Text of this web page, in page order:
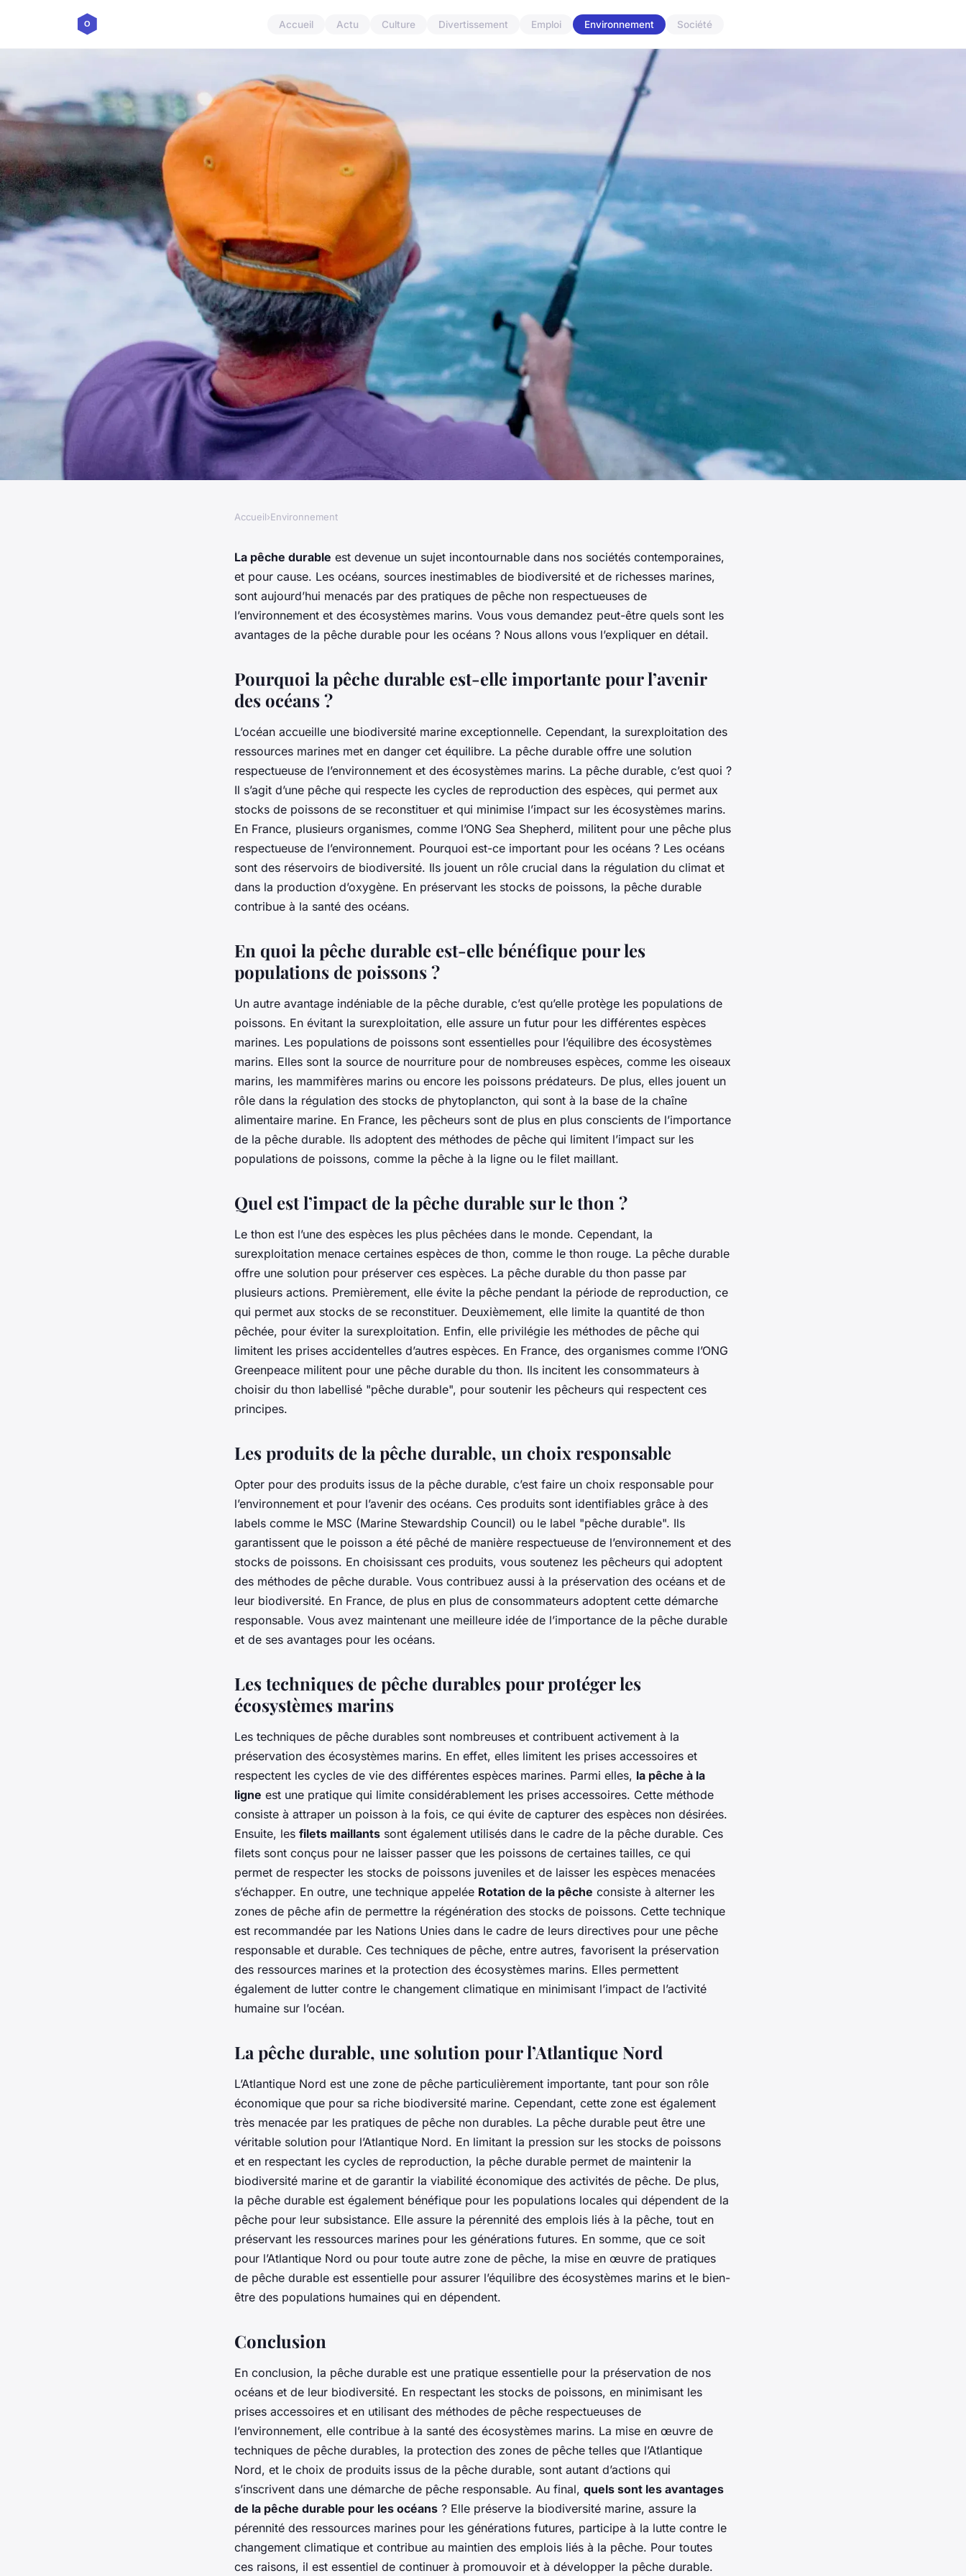
Accueil Actu Culture Divertissement Emploi Environnement Société
Quels sont les avantages de la pêche
durable pour les océans ?
Accueil›Environnement
La pêche durable est devenue un sujet incontournable dans nos sociétés contemporaines,
et pour cause. Les océans, sources inestimables de biodiversité et de richesses marines,
sont aujourd’hui menacés par des pratiques de pêche non respectueuses de
l’environnement et des écosystèmes marins. Vous vous demandez peut-être quels sont les
avantages de la pêche durable pour les océans ? Nous allons vous l’expliquer en détail.
Pourquoi la pêche durable est-elle importante pour l’avenir
des océans ?
L’océan accueille une biodiversité marine exceptionnelle. Cependant, la surexploitation des
ressources marines met en danger cet équilibre. La pêche durable offre une solution
respectueuse de l’environnement et des écosystèmes marins. La pêche durable, c’est quoi ?
Il s’agit d’une pêche qui respecte les cycles de reproduction des espèces, qui permet aux
stocks de poissons de se reconstituer et qui minimise l’impact sur les écosystèmes marins.
En France, plusieurs organismes, comme l’ONG Sea Shepherd, militent pour une pêche plus
respectueuse de l’environnement. Pourquoi est-ce important pour les océans ? Les océans
sont des réservoirs de biodiversité. Ils jouent un rôle crucial dans la régulation du climat et
dans la production d’oxygène. En préservant les stocks de poissons, la pêche durable
contribue à la santé des océans.
En quoi la pêche durable est-elle bénéfique pour les
populations de poissons ?
Un autre avantage indéniable de la pêche durable, c’est qu’elle protège les populations de
poissons. En évitant la surexploitation, elle assure un futur pour les différentes espèces
marines. Les populations de poissons sont essentielles pour l’équilibre des écosystèmes
marins. Elles sont la source de nourriture pour de nombreuses espèces, comme les oiseaux
marins, les mammifères marins ou encore les poissons prédateurs. De plus, elles jouent un
rôle dans la régulation des stocks de phytoplancton, qui sont à la base de la chaîne
alimentaire marine. En France, les pêcheurs sont de plus en plus conscients de l’importance
de la pêche durable. Ils adoptent des méthodes de pêche qui limitent l’impact sur les
populations de poissons, comme la pêche à la ligne ou le filet maillant.
Quel est l’impact de la pêche durable sur le thon ?
Le thon est l’une des espèces les plus pêchées dans le monde. Cependant, la
surexploitation menace certaines espèces de thon, comme le thon rouge. La pêche durable
offre une solution pour préserver ces espèces. La pêche durable du thon passe par
plusieurs actions. Premièrement, elle évite la pêche pendant la période de reproduction, ce
qui permet aux stocks de se reconstituer. Deuxièmement, elle limite la quantité de thon
pêchée, pour éviter la surexploitation. Enfin, elle privilégie les méthodes de pêche qui
limitent les prises accidentelles d’autres espèces. En France, des organismes comme l’ONG
Greenpeace militent pour une pêche durable du thon. Ils incitent les consommateurs à
choisir du thon labellisé "pêche durable", pour soutenir les pêcheurs qui respectent ces
principes.
Les produits de la pêche durable, un choix responsable
Opter pour des produits issus de la pêche durable, c’est faire un choix responsable pour
l’environnement et pour l’avenir des océans. Ces produits sont identifiables grâce à des
labels comme le MSC (Marine Stewardship Council) ou le label "pêche durable". Ils
garantissent que le poisson a été pêché de manière respectueuse de l’environnement et des
stocks de poissons. En choisissant ces produits, vous soutenez les pêcheurs qui adoptent
des méthodes de pêche durable. Vous contribuez aussi à la préservation des océans et de
leur biodiversité. En France, de plus en plus de consommateurs adoptent cette démarche
responsable. Vous avez maintenant une meilleure idée de l’importance de la pêche durable
et de ses avantages pour les océans.
Les techniques de pêche durables pour protéger les
écosystèmes marins
Les techniques de pêche durables sont nombreuses et contribuent activement à la
préservation des écosystèmes marins. En effet, elles limitent les prises accessoires et
respectent les cycles de vie des différentes espèces marines. Parmi elles, la pêche à la
ligne est une pratique qui limite considérablement les prises accessoires. Cette méthode
consiste à attraper un poisson à la fois, ce qui évite de capturer des espèces non désirées.
Ensuite, les filets maillants sont également utilisés dans le cadre de la pêche durable. Ces
filets sont conçus pour ne laisser passer que les poissons de certaines tailles, ce qui
permet de respecter les stocks de poissons juveniles et de laisser les espèces menacées
s’échapper. En outre, une technique appelée Rotation de la pêche consiste à alterner les
zones de pêche afin de permettre la régénération des stocks de poissons. Cette technique
est recommandée par les Nations Unies dans le cadre de leurs directives pour une pêche
responsable et durable. Ces techniques de pêche, entre autres, favorisent la préservation
des ressources marines et la protection des écosystèmes marins. Elles permettent
également de lutter contre le changement climatique en minimisant l’impact de l’activité
humaine sur l’océan.
La pêche durable, une solution pour l’Atlantique Nord
L’Atlantique Nord est une zone de pêche particulièrement importante, tant pour son rôle
économique que pour sa riche biodiversité marine. Cependant, cette zone est également
très menacée par les pratiques de pêche non durables. La pêche durable peut être une
véritable solution pour l’Atlantique Nord. En limitant la pression sur les stocks de poissons
et en respectant les cycles de reproduction, la pêche durable permet de maintenir la
biodiversité marine et de garantir la viabilité économique des activités de pêche. De plus,
la pêche durable est également bénéfique pour les populations locales qui dépendent de la
pêche pour leur subsistance. Elle assure la pérennité des emplois liés à la pêche, tout en
préservant les ressources marines pour les générations futures. En somme, que ce soit
pour l’Atlantique Nord ou pour toute autre zone de pêche, la mise en œuvre de pratiques
de pêche durable est essentielle pour assurer l’équilibre des écosystèmes marins et le bien-
être des populations humaines qui en dépendent.
Conclusion
En conclusion, la pêche durable est une pratique essentielle pour la préservation de nos
océans et de leur biodiversité. En respectant les stocks de poissons, en minimisant les
prises accessoires et en utilisant des méthodes de pêche respectueuses de
l’environnement, elle contribue à la santé des écosystèmes marins. La mise en œuvre de
techniques de pêche durables, la protection des zones de pêche telles que l’Atlantique
Nord, et le choix de produits issus de la pêche durable, sont autant d’actions qui
s’inscrivent dans une démarche de pêche responsable. Au final, quels sont les avantages
de la pêche durable pour les océans ? Elle préserve la biodiversité marine, assure la
pérennité des ressources marines pour les générations futures, participe à la lutte contre le
changement climatique et contribue au maintien des emplois liés à la pêche. Pour toutes
ces raisons, il est essentiel de continuer à promouvoir et à développer la pêche durable.